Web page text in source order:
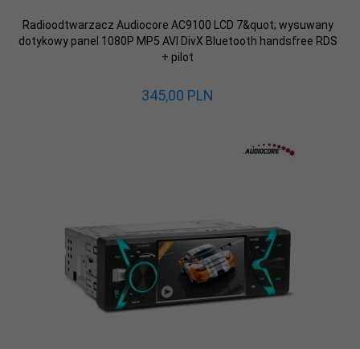
Radioodtwarzacz Audiocore AC9100 LCD 7&quot; wysuwany
dotykowy panel 1080P MP5 AVI DivX Bluetooth handsfree RDS
+ pilot
345,00 PLN